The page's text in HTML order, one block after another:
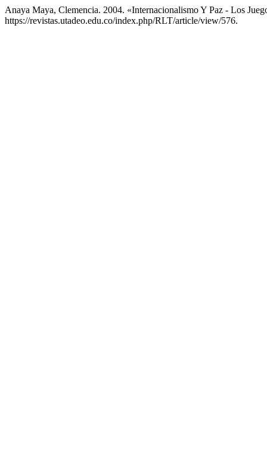
Anaya Maya, Clemencia. 2004. «Internacionalismo Y Paz - Los
https://revistas.utadeo.edu.co/index.php/RLT/article/view/576.